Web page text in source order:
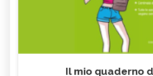
Il mio quaderno